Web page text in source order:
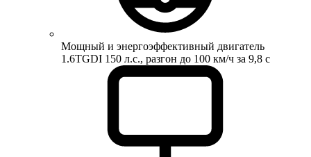
Мощный и энергоэффективный двигатель
1.6TGDI 150 л.с., разгон до 100 км/ч за 9,8 с